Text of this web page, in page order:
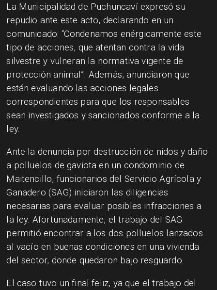
La Municipalidad de Puchuncaví expresó su
repudio ante este acto, declarando en un
comunicado: “Condenamos enérgicamente este
tipo de acciones, que atentan contra la vida
silvestre y vulneran la normativa vigente de
protección animal”. Además, anunciaron que
están evaluando las acciones legales
correspondientes para que los responsables
sean investigados y sancionados conforme a la
ley.
Ante la denuncia por destrucción de nidos y daño
a polluelos de gaviota en un condominio de
Maitencillo, funcionarios del Servicio Agrícola y
Ganadero (SAG) iniciaron las diligencias
necesarias para evaluar posibles infracciones a
la ley. Afortunadamente, el trabajo del SAG
permitió encontrar a los dos polluelos lanzados
al vacío en buenas condiciones en una vivienda
del sector, donde quedaron bajo resguardo.
El caso tuvo un final feliz, ya que el trabajo del